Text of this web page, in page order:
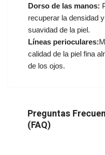
Dorso de las manos:
recuperar la densidad y
suavidad de la piel.
Líneas perioculares:
calidad de la piel fina
de los ojos.
Preguntas
(FAQ)